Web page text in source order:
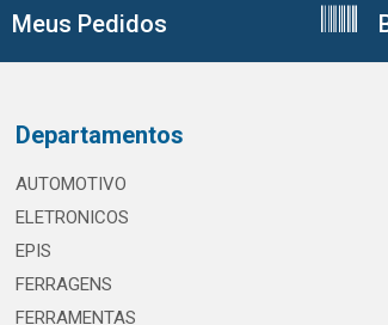
Meus Pedidos
Departamentos
AUTOMOTIVO
ELETRONICOS
EPIS
FERRAGENS
FERRAMENTAS